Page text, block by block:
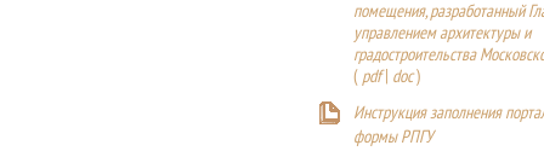
помещения, разработанный
управлением архитектуры и
градостроительства
(pdf| doc)
Инструкция заполнения
формы РПГУ